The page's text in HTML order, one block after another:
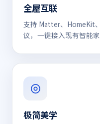
全屋互联
支持 Matter、HomeKit
议，一键接入现有智能家
极简美学